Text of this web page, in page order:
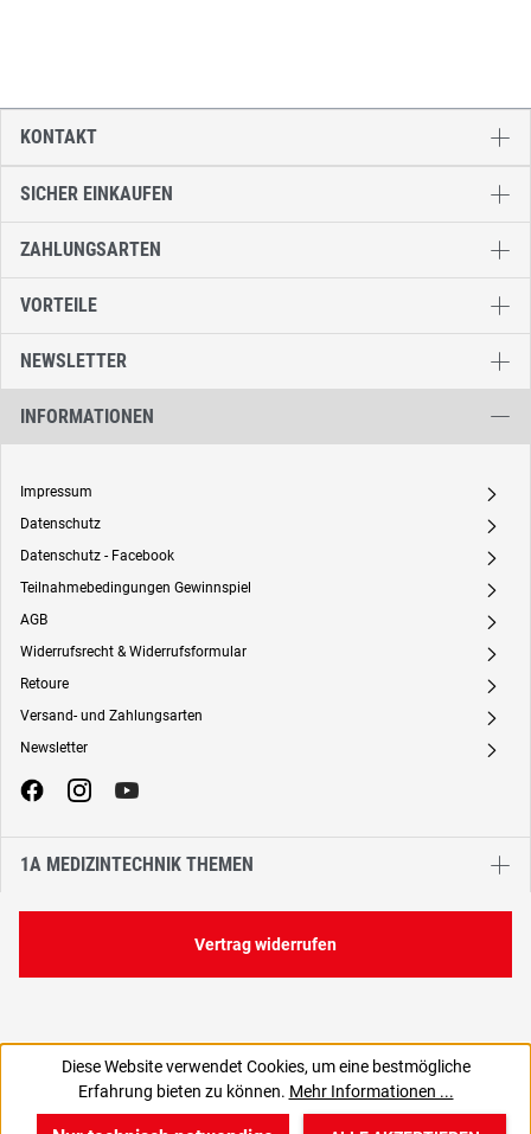
SICHER EINKAUFEN
ZAHLUNGSARTEN
VORTEILE
NEWSLETTER
INFORMATIONEN
Impressum A
Datenschutz A
Datenschutz - Facebook A
Teilnahmebedingungen Gewinnspiel A
AGB A
Widerrufsrecht & Widerrufsformular A
Retoure A
Versand- und Zahlungsarten A
Newsletter A
1A MEDIZINTECHNIK THEMEN
KONTAKT
Vertrag widerrufen
Diese Website verwendet Cookies, um eine bestmögliche
Erfahrung bieten zu können. Mehr Informationen ...